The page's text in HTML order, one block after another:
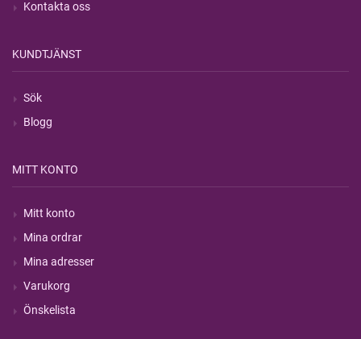
Kontakta oss
KUNDTJÄNST
Sök
Blogg
MITT KONTO
Mitt konto
Mina ordrar
Mina adresser
Varukorg
Önskelista